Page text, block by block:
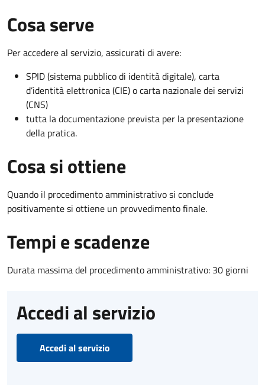
Cosa serve
Per accedere al servizio, assicurati di avere:
SPID (sistema pubblico di identità digitale), carta
d’identità elettronica (CIE) o carta nazionale dei servizi
(CNS)
tutta la documentazione prevista per la presentazione
della pratica.
Cosa si ottiene
Quando il procedimento amministrativo si conclude
positivamente si ottiene un provvedimento finale.
Tempi e scadenze
Durata massima del procedimento amministrativo: 30 giorni
Accedi al servizio
Accedi al servizio